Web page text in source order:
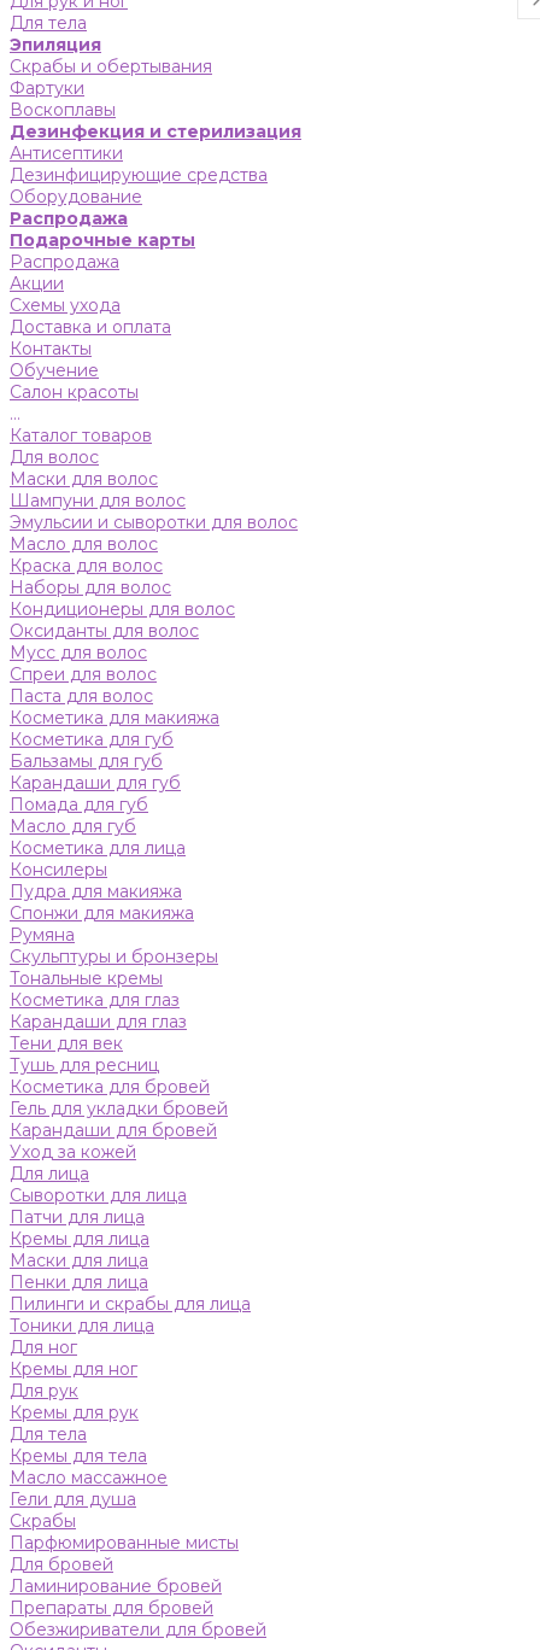
Для тела
Эпиляция
Скрабы и обертывания
Фартуки
Воскоплавы
Дезинфекция и стерилизация
Антисептики
Дезинфицирующие средства
Оборудование
Распродажа
Подарочные карты
Распродажа
Акции
Схемы ухода
Доставка и оплата
Контакты
Обучение
Салон красоты
...
Каталог товаров
Для волос
Маски для волос
Шампуни для волос
Эмульсии и сыворотки для волос
Масло для волос
Краска для волос
Наборы для волос
Кондиционеры для волос
Оксиданты для волос
Мусс для волос
Спреи для волос
Паста для волос
Косметика для макияжа
Косметика для губ
Бальзамы для губ
Карандаши для губ
Помада для губ
Масло для губ
Косметика для лица
Консилеры
Пудра для макияжа
Спонжи для макияжа
Румяна
Скульптуры и бронзеры
Тональные кремы
Косметика для глаз
Карандаши для глаз
Тени для век
Тушь для ресниц
Косметика для бровей
Гель для укладки бровей
Карандаши для бровей
Уход за кожей
Для лица
Сыворотки для лица
Патчи для лица
Кремы для лица
Маски для лица
Пенки для лица
Пилинги и скрабы для лица
Тоники для лица
Для ног
Кремы для ног
Для рук
Кремы для рук
Для тела
Кремы для тела
Масло массажное
Гели для душа
Скрабы
Парфюмированные мисты
Для бровей
Ламинирование бровей
Препараты для бровей
Обезжириватели для бровей